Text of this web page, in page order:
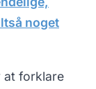
noget
at forklare